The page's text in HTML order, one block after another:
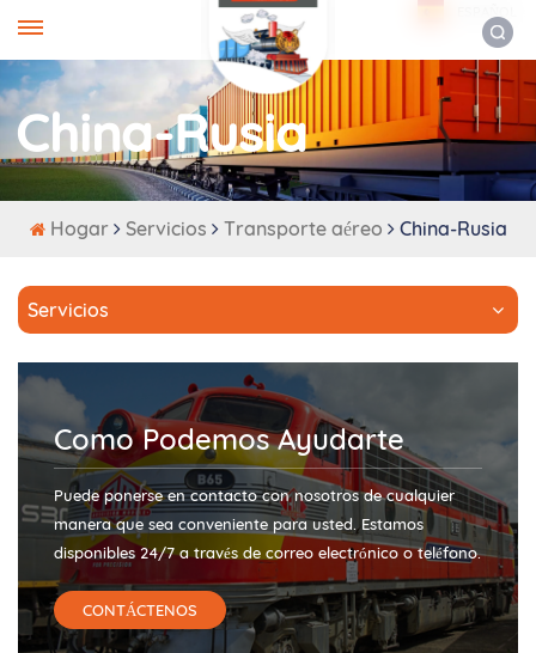
China-Rusia
Hogar Servicios Transporte aéreo China-Rusia
Servicios
Como Podemos Ayudarte
Puede ponerse en contacto con nosotros de cualquier
manera que sea conveniente para usted. Estamos
disponibles 24/7 a través de correo electrónico o teléfono.
CONTÁCTENOS